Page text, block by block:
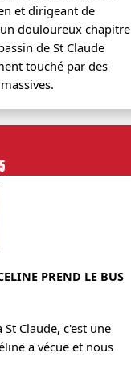
et dirigeant de
douloureux chapitre
de St Claude
touché par des
PREND LE BUS
Claude, c'est une
a vécue et nous